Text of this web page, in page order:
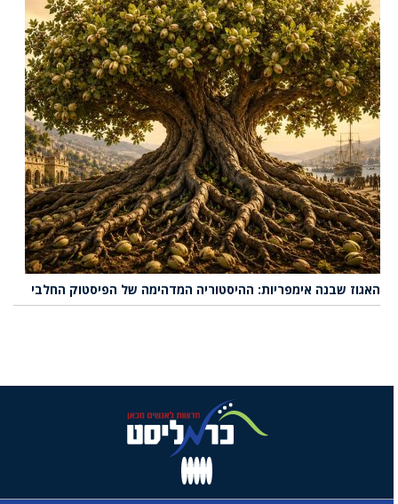
האגוז שבנה אימפריות: ההיסטוריה המדהימה של הפיסטוק החלבי